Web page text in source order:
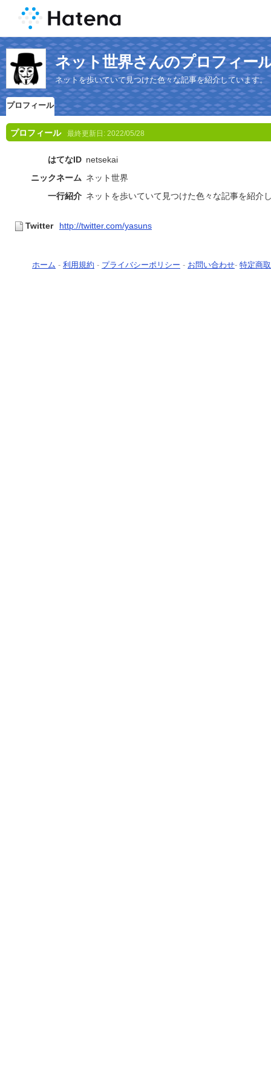
ネット世界さんのプロフィー
ネットを歩いていて見つけた色々な記事を紹介しています。
プロフィール
プロフィール 最終更新日: 2022/05/28
はてなID netsekai
ニックネーム ネット世界
一行紹介 ネットを歩いていて見つけた色々な記事を紹介
Twitter http://twitter.com/yasuns
ホーム - 利用規約 - プライバシーポリシー - お問い合わせ- 特定商